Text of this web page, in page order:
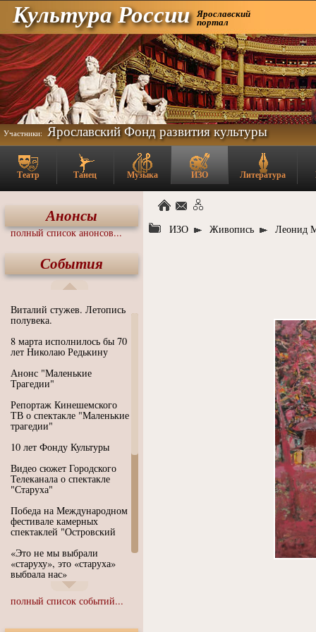
Культура России Ярославский
портал
Участники: Ярославский Фонд развития культуры
Театр Танец Музыка ИЗО Литература
Анонсы
полный список анонсов...
События
Виталий стужев. Летопись
полувека.
8 марта исполнилось бы 70
лет Николаю Редькину
Анонс "Маленькие
Трагедии"
Репортаж Кинешемского
ТВ о спектакле "Маленькие
трагедии"
10 лет Фонду Культуры
Видео сюжет Городского
Телеканала о спектакле
"Старуха"
Победа на Международном
фестивале камерных
спектаклей "Островский
«Это не мы выбрали
«старуху», это «старуха»
выбрала нас»
Иммерсивный спектакль
"Язык чистого полета
полный список событий...
ИЗО Живопись Леонид